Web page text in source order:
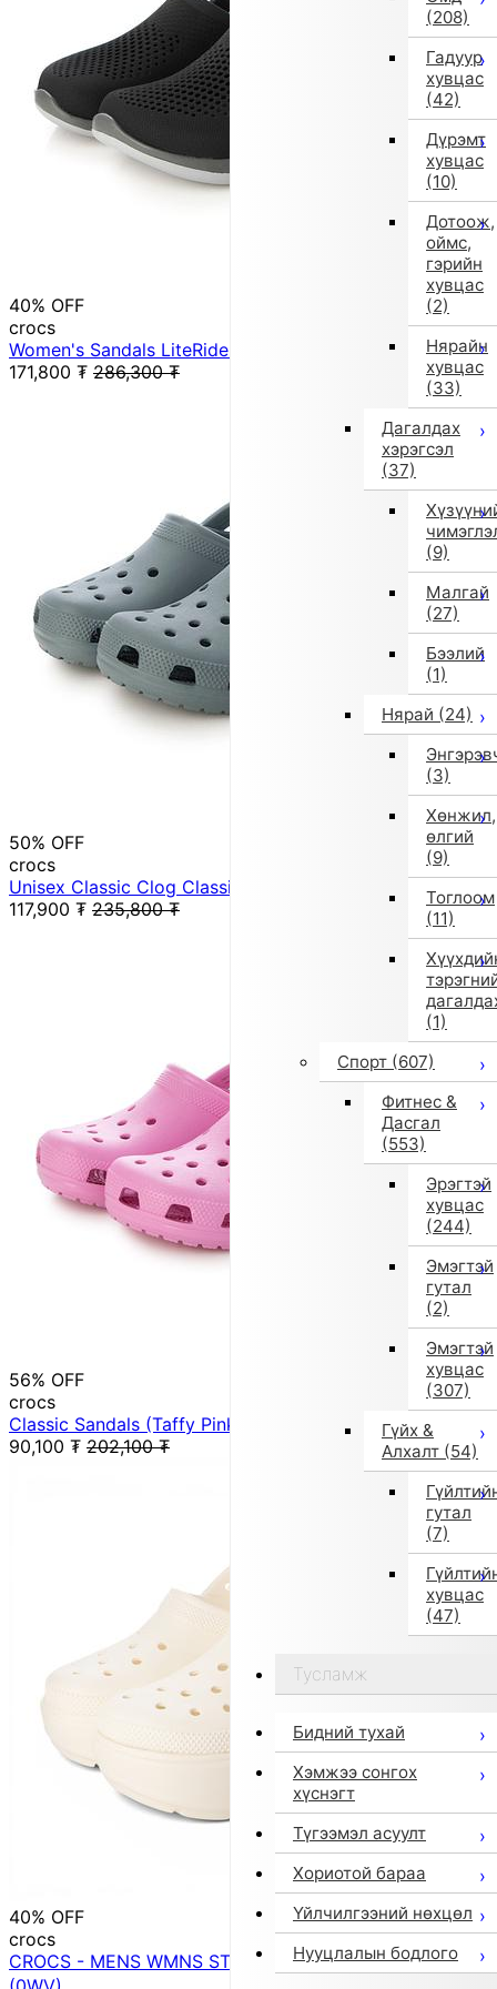
(208)
Гадуур
хувцас
(42)
Дүрэмт
хувцас
(10)
Дотоож,
оймс,
гэрийн
хувцас
(2)
Нярайн
хувцас
(33)
Дагалдах
хэрэгсэл
(37)
(9)
Малгай
(27)
Бээлий
(1)
Нярай (24)
(3)
Хөнжил,
өлгий
(9)
Тоглоом
(11)
(1)
Спорт (607)
Фитнес &
Дасгал
(553)
Эрэгтэй
хувцас
(244)
Эмэгтэй
гутал
(2)
Эмэгтэй
хувцас
(307)
Гүйх &
Алхалт (54)
гутал
(7)
хувцас
(47)
Тусламж
Бидний тухай
Хэмжээ сонгох
хүснэгт
Түгээмэл асуулт
Хориотой бараа
Үйлчилгээний нөхцөл
Нууцлалын бодлого
40% OFF
crocs
Women's Sandals LiteRide 360 Clog 206708 (Gray)
171,800 ₮ 286,300 ₮
50% OFF
crocs
Unisex Classic Clog Classic Clog 10001-3YO (Green)
117,900 ₮ 235,800 ₮
56% OFF
crocs
Classic Sandals (Taffy Pink)
90,100 ₮ 202,100 ₮
40% OFF
crocs
CROCS - MENS WMNS STOMP CLOG 【209347-0WV】